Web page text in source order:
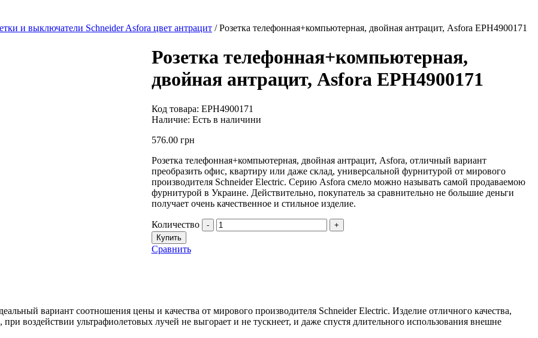
и выключатели Schneider Asfora цвет антрацит / Розетка телефонная+компьютерная, двойная антрацит, Asfora EPH4900171
Розетка телефонная+компьютерная,
двойная антрацит, Asfora EPH4900171
Код товара: EPH4900171
Наличие: Есть в наличини
576.00грн
Розетка телефонная+компьютерная, двойная антрацит, Asfora, отличный вариант
преобразить офис, квартиру или даже склад, универсальной фурнитурой от мирового
производителя Schneider Electric. Серию Asfora смело можно называть самой продаваемою
фурнитурой в Украине. Действительно, покупатель за сравнительно не большие деньги
получает очень качественное и стильное изделие.
Количество -
+
Купить
Сравнить
вариант соотношения цены и качества от мирового производителя Schneider Electric. Изделие отличного качества,
воздействии ультрафиолетовых лучей не выгорает и не тускнеет, и даже спустя длительного использования внешне